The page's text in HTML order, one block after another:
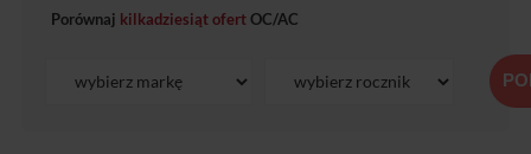
Porównaj kilkadziesiąt ofertOC/AC